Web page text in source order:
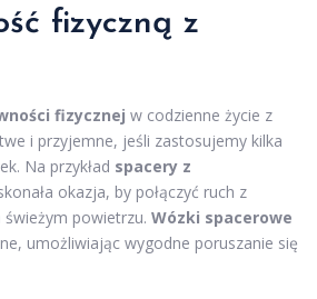
fizyczną z
fizycznej w codzienne życie z
i przyjemne, jeśli zastosujemy kilka
Na przykład spacery z
okazja, by połączyć ruch z
powietrzu. Wózki spacerowe
umożliwiając wygodne poruszanie się